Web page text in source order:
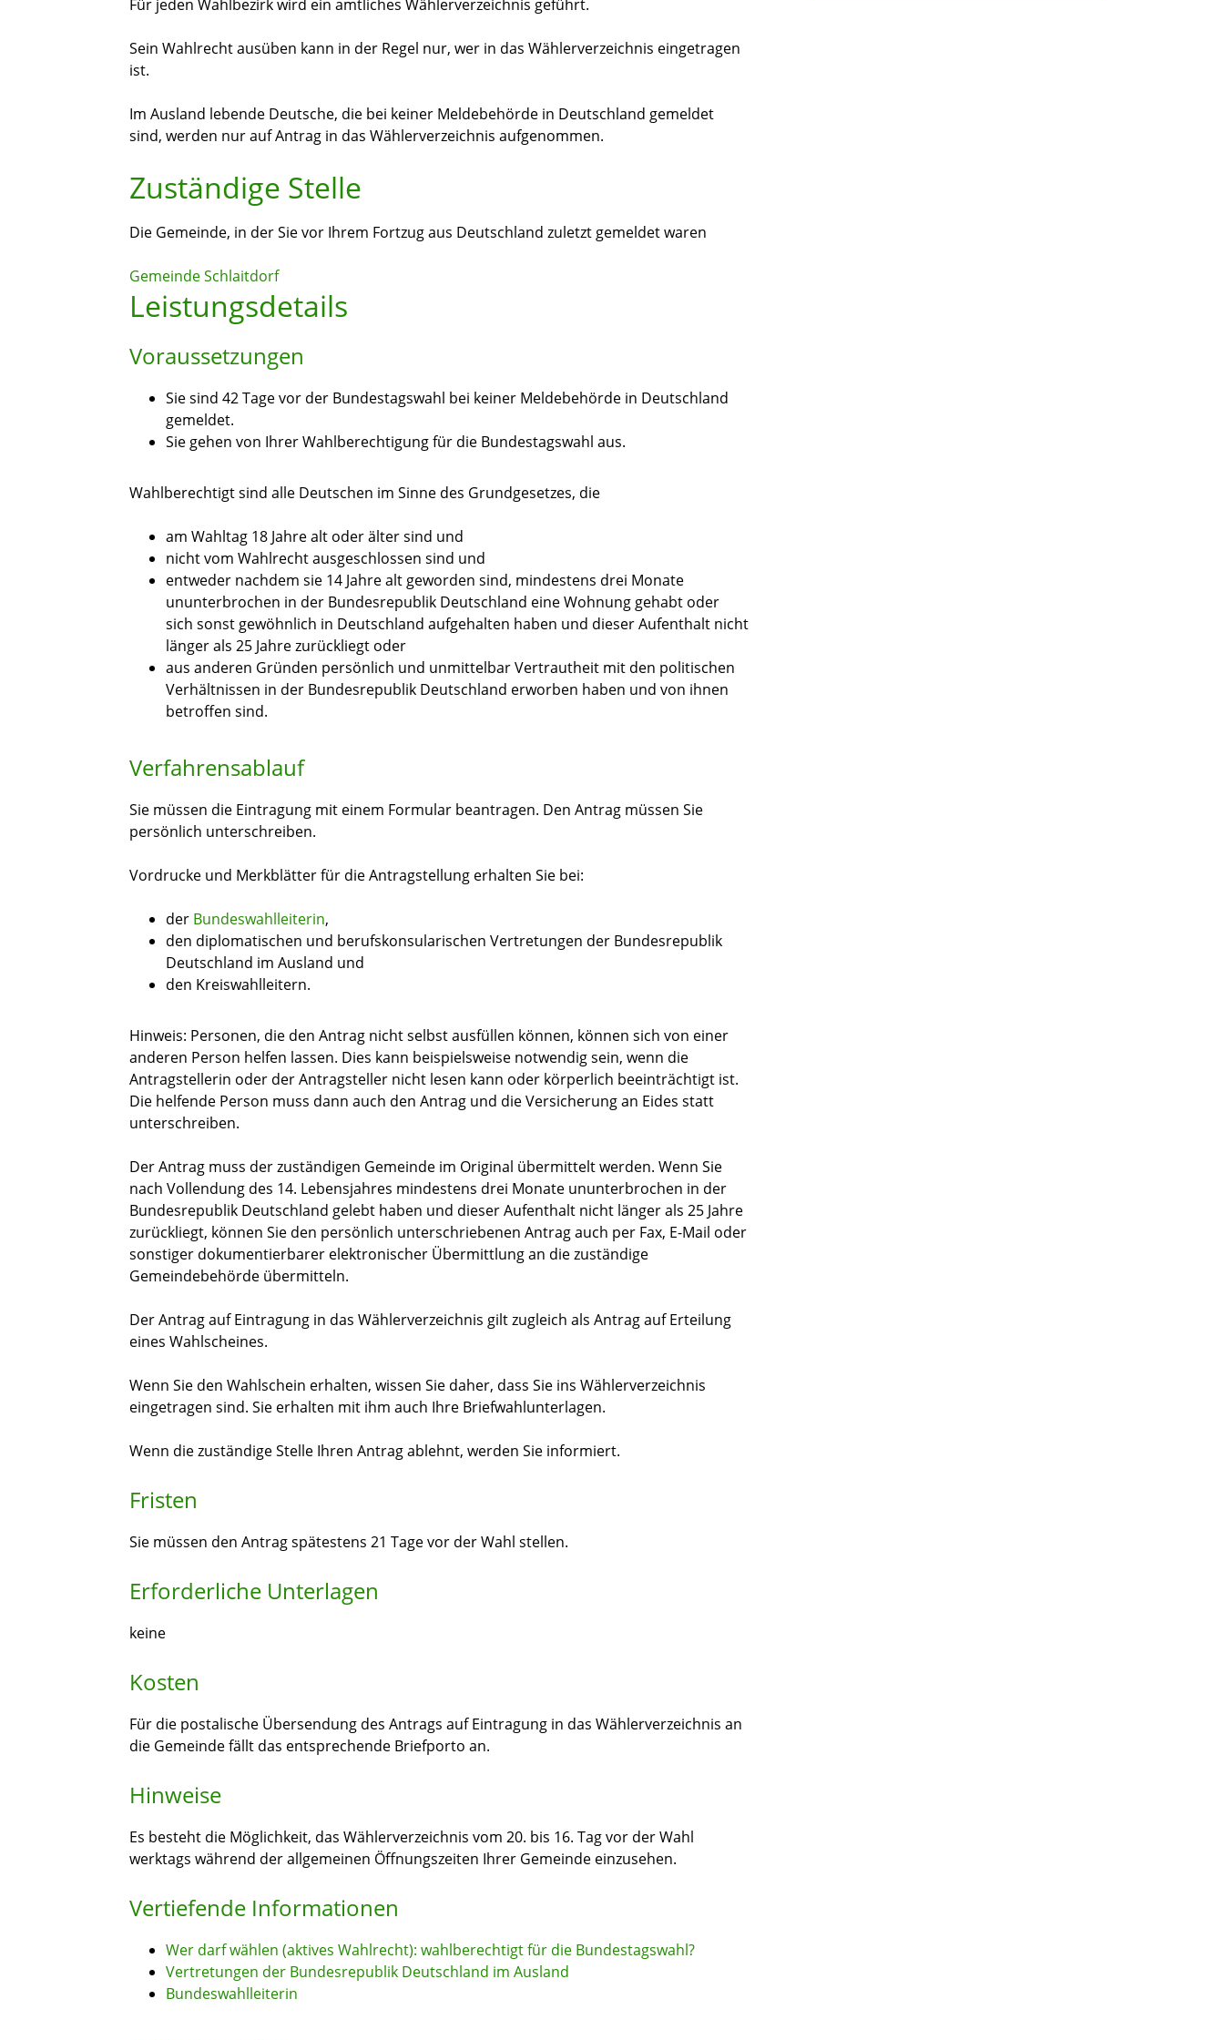
Für jeden Wahlbezirk wird ein amtliches Wählerverzeichnis geführt.
Sein Wahlrecht ausüben kann in der Regel nur, wer in das Wählerverzeichnis eingetragen
ist.
Im Ausland lebende Deutsche, die bei keiner Meldebehörde in Deutschland gemeldet
sind, werden nur auf Antrag in das Wählerverzeichnis aufgenommen.
Zuständige Stelle
Die Gemeinde, in der Sie vor Ihrem Fortzug aus Deutschland zuletzt gemeldet waren
Gemeinde Schlaitdorf
Leistungsdetails
Voraussetzungen
Sie sind 42 Tage vor der Bundestagswahl bei keiner Meldebehörde in Deutschland
gemeldet.
Sie gehen von Ihrer Wahlberechtigung für die Bundestagswahl aus.
Wahlberechtigt sind alle Deutschen im Sinne des Grundgesetzes, die
am Wahltag 18 Jahre alt oder älter sind und
nicht vom Wahlrecht ausgeschlossen sind und
entweder nachdem sie 14 Jahre alt geworden sind, mindestens drei Monate
ununterbrochen in der Bundesrepublik Deutschland eine Wohnung gehabt oder
sich sonst gewöhnlich in Deutschland aufgehalten haben und dieser Aufenthalt nicht
länger als 25 Jahre zurückliegt oder
aus anderen Gründen persönlich und unmittelbar Vertrautheit mit den politischen
Verhältnissen in der Bundesrepublik Deutschland erworben haben und von ihnen
betroffen sind.
Verfahrensablauf
Sie müssen die Eintragung mit einem Formular beantragen. Den Antrag müssen Sie
persönlich unterschreiben.
Vordrucke und Merkblätter für die Antragstellung erhalten Sie bei:
der Bundeswahlleiterin,
den diplomatischen und berufskonsularischen Vertretungen der Bundesrepublik
Deutschland im Ausland und
den Kreiswahlleitern.
Hinweis: Personen, die den Antrag nicht selbst ausfüllen können, können sich von einer
anderen Person helfen lassen. Dies kann beispielsweise notwendig sein, wenn die
Antragstellerin oder der Antragsteller nicht lesen kann oder körperlich beeinträchtigt ist.
Die helfende Person muss dann auch den Antrag und dieVersicherung an Eides statt
unterschreiben.
Der Antrag muss der zuständigen Gemeinde im Original übermittelt werden. Wenn Sie
nach Vollendung des 14. Lebensjahres mindestens drei Monate ununterbrochen in der
Bundesrepublik Deutschland gelebt haben und dieser Aufenthalt nicht länger als 25 Jahre
zurückliegt, können Sie den persönlich unterschriebenen Antrag auch per Fax, E-Mail oder
sonstiger dokumentierbarer elektronischer Übermittlung an die zuständige
Gemeindebehörde übermitteln.
Der Antrag auf Eintragung in das Wählerverzeichnis gilt zugleich als Antrag auf Erteilung
eines Wahlscheines.
Wenn Sie den Wahlschein erhalten, wissen Sie daher, dass Sie ins Wählerverzeichnis
eingetragen sind. Sie erhalten mit ihm auch Ihre Briefwahlunterlagen.
Wenn die zuständige Stelle Ihren Antrag ablehnt, werden Sie informiert.
Fristen
Sie müssen den Antrag spätestens 21 Tage vor der Wahl stellen.
Erforderliche Unterlagen
keine
Kosten
Für die postalische Übersendung des Antrags auf Eintragung in das Wählerverzeichnis an
die Gemeinde fällt das entsprechende Briefporto an.
Hinweise
Es besteht die Möglichkeit, das Wählerverzeichnis vom 20. bis 16. Tag vor der Wahl
werktags während der allgemeinen Öffnungszeiten Ihrer Gemeinde einzusehen.
Vertiefende Informationen
Wer darf wählen (aktives Wahlrecht): wahlberechtigt für die Bundestagswahl?
Vertretungen der Bundesrepublik Deutschland im Ausland
Bundeswahlleiterin